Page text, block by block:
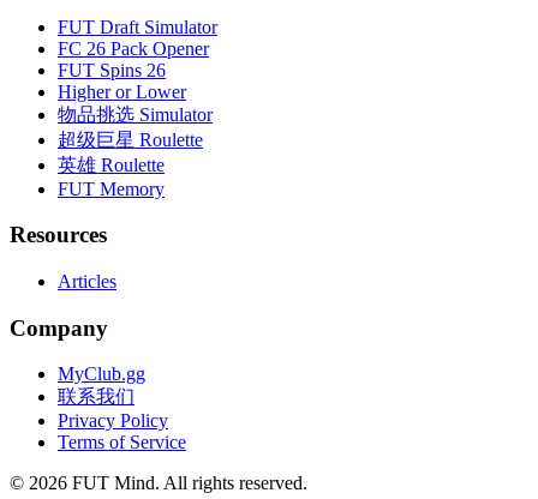
FUT Draft Simulator
FC 26 Pack Opener
FUT Spins 26
Higher or Lower
物品挑选 Simulator
超级巨星 Roulette
英雄 Roulette
FUT Memory
Resources
Articles
Company
MyClub.gg
联系我们
Privacy Policy
Terms of Service
© 2026 FUT Mind. All rights reserved.